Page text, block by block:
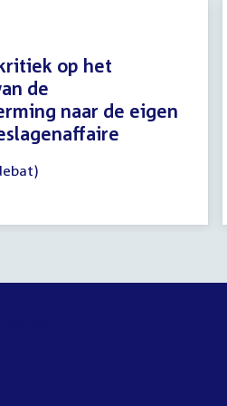
op het
de
naar de eigen